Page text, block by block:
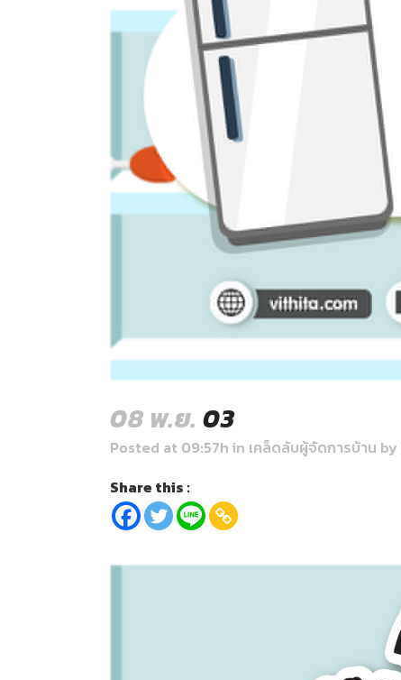
08 พ.ย. 03
Posted at 09:57h in เคล็ดลับผู้จัดการบ้าน by
Share this :